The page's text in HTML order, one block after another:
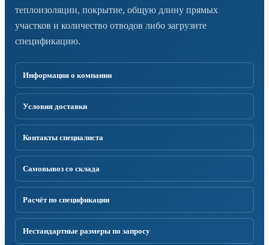
теплоизоляции, покрытие, общую длину прямых
участков и количество отводов либо загрузите
спецификацию.
Информация о компании
Условия доставки
Контакты специалиста
Самовывоз со склада
Расчёт по спецификации
Нестандартные размеры по запросу